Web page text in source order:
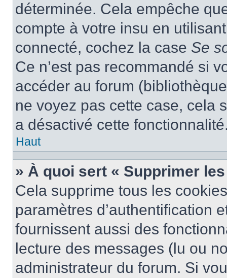
déterminée. Cela empêche
compte à votre insu en
connecté, cochez la case Se
Ce n’est pas recommandé si
accéder au forum
ne voyez pas cette case, cela
a désactivé cette
Haut
» À quoi sert « Supprimer
Cela supprime tous les
paramètres d’authentification
fournissent aussi des
lecture des messages (lu ou
administrateur du forum. Si